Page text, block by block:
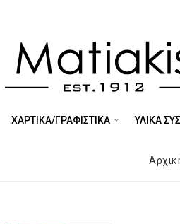
ΧΑΡΤΙΚΑ/ΓΡΑΦΙΣΤΙΚΑ ΥΛΙΚΑ